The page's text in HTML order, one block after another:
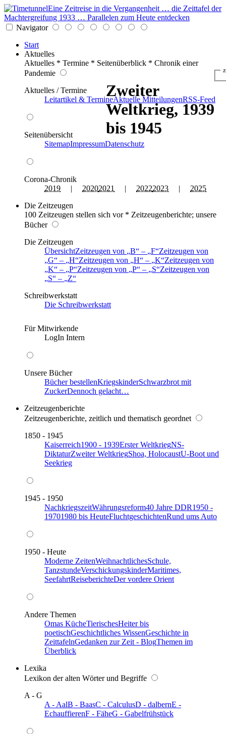
Eine Zeitreise in die Vergangenheit … die Zeittafel der
Machtergreifung 1933 … Parallelen zum Heute entdecken
Navigator
Start
Aktuelles
Aktuelles * Termine * Seitenüberblick * Chronik einer
Pandemie
Aktuelles / Termine
Leitartikel & TermineAktuelle MitteilungenRSS-Feed
Seitenübersicht
SitemapImpressumDatenschutz
Corona-Chronik
2019 | 20202021 | 20222023 | 2025
Die Zeitzeugen
100 Zeitzeugen stellen sich vor * Zeitzeugenberichte; unsere
Bücher
Die Zeitzeugen
ÜbersichtZeitzeugen von B – F Zeitzeugen von
G
– H Zeitzeugen von H – K Zeitzeugen von
K
– P Zeitzeugen von P – S Zeitzeugen von
S
–
Z
Schreibwerkstatt
Die Schreibwerkstatt
Für Mitwirkende
LogIn Intern
Unsere Bücher
Bücher bestellenKriegskinderSchwarzbrot mit
ZuckerDennoch gelacht…
Zeitzeugenberichte
Zeitzeugenberichte, zeitlich und thematisch geordnet
1850 - 1945
Kaiserreich1900 - 1939Erster WeltkriegNS-
DiktaturZweiter WeltkriegShoa, HolocaustU-Boot und
Seekrieg
1945 - 1950
NachkriegszeitWährungsreform40 Jahre DDR1950 -
19701980 bis HeuteFluchtgeschichtenRund ums Auto
1950 - Heute
Moderne ZeitenWeihnachtlichesSchule,
TanzstundeVerschickungskinderMaritimes,
SeefahrtReiseberichteDer vordere Orient
Andere Themen
Omas KücheTierischesHeiter bis
poetischGeschichtliches WissenGeschichte in
ZeittafelnGedanken zur Zeit - BlogThemen im
Überblick
Lexika
Lexikon der alten Wörter und Begriffe
A - G
A - AalB - BaasC - CalculusD - dalbernE -
EchauffierenF - FäheG - Gabelfrühstück
Zweiter
Weltkrieg, 1939
bis 1945